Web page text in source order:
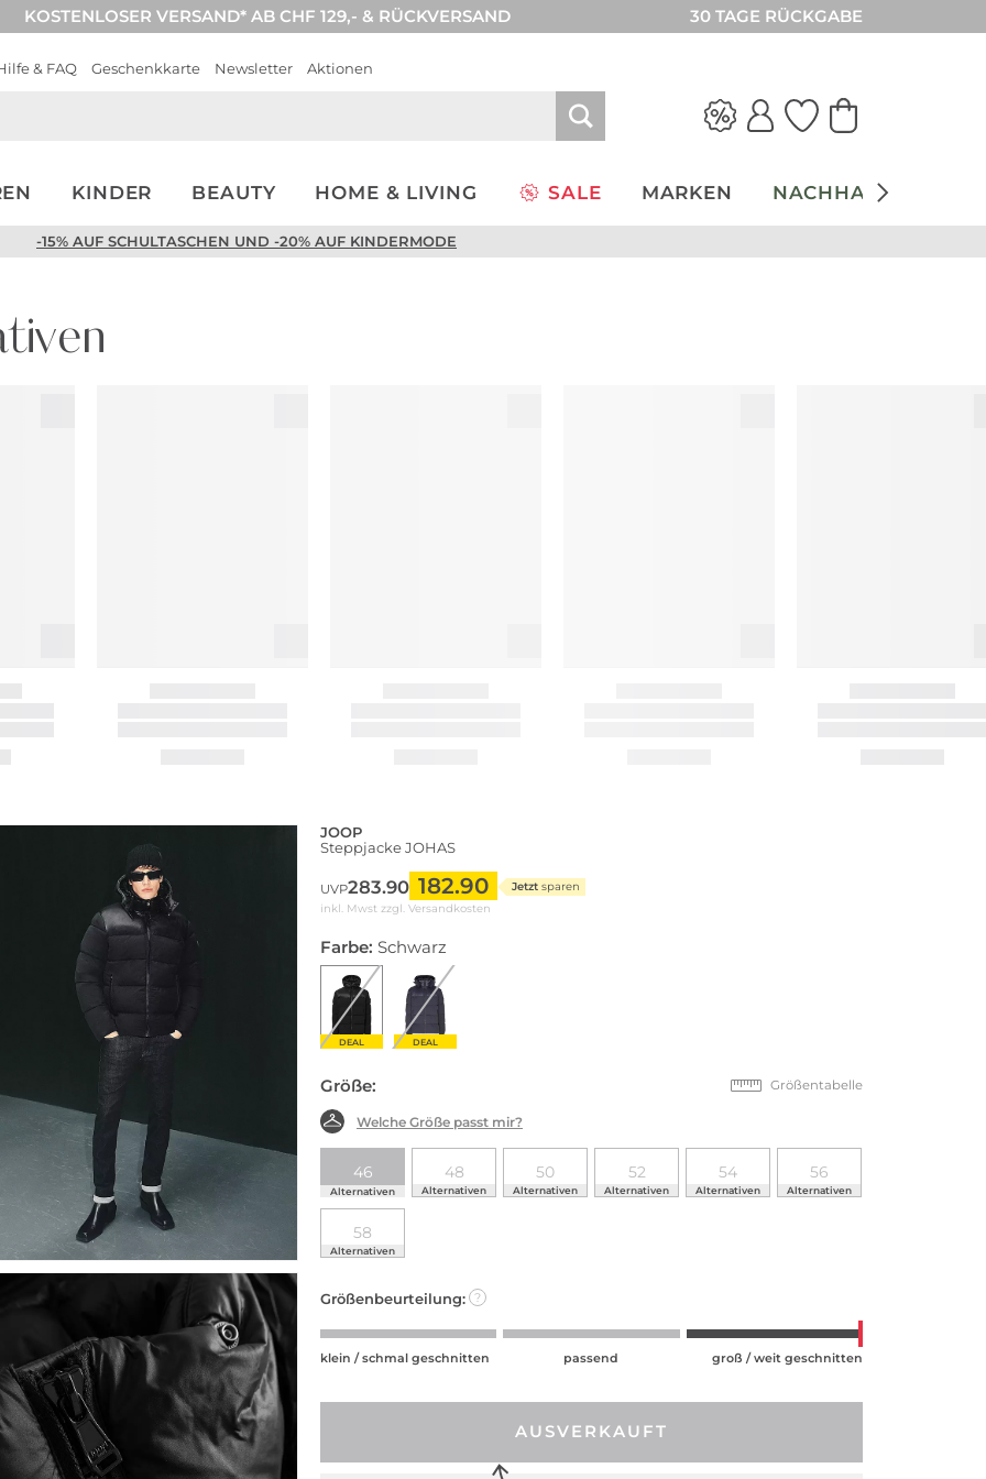
KOSTENLOSER VERSAND* AB CHF 129,- & RÜCKVERSAND 30 TAGE RÜCKGABE
& FAQ Geschenkkarte Newsletter Aktionen
KINDER BEAUTY HOME & LIVING SALE MARKEN NACHHALTIGKEIT
-15% AUF SCHULTASCHEN UND -20% AUF KINDERMODE
JOOP
Steppjacke JOHAS
UVP283.90 182.90 Jetzt sparen
inkl. Mwst zzgl. Versandkosten
Farbe: Schwarz
DEAL DEAL
Größe: Größentabelle
Welche Größe passt mir?
46
Alternativen
48
Alternativen
50
Alternativen
52
Alternativen
54
Alternativen
56
Alternativen
58
Alternativen
Größenbeurteilung: ?
klein / schmal geschnitten passend groß / weit geschnitten
AUSVERKAUFT